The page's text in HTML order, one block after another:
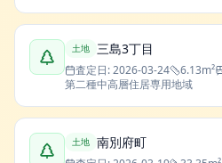
土地 三島3丁目
査定日:2026-03-24 6.13m²
第二種中高層住居専用地域
土地 南別府町